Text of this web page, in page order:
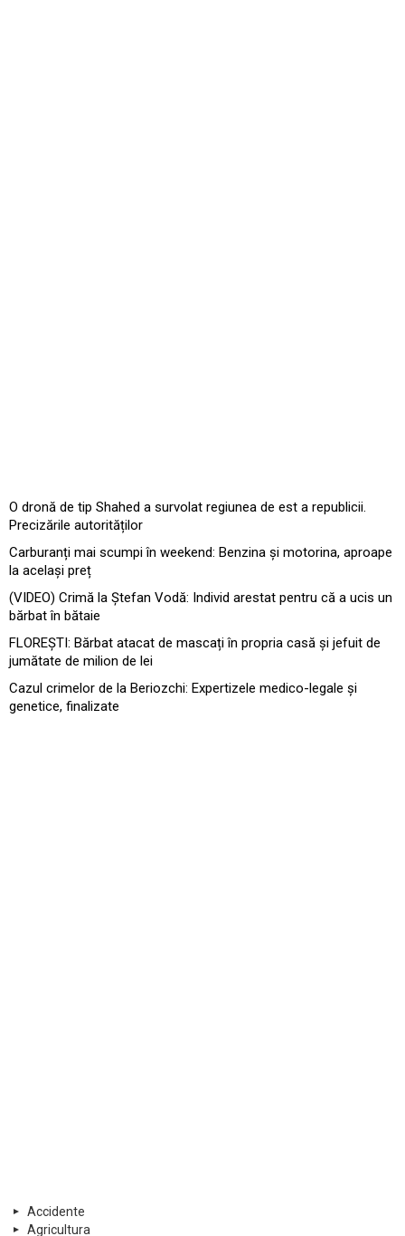
O dronă de tip Shahed a survolat regiunea de est a republicii.
Precizările autorităților
Carburanți mai scumpi în weekend: Benzina și motorina, aproape
la același preț
(VIDEO) Crimă la Ștefan Vodă: Individ arestat pentru că a ucis un
bărbat în bătaie
FLOREȘTI: Bărbat atacat de mascați în propria casă și jefuit de
jumătate de milion de lei
Cazul crimelor de la Beriozchi: Expertizele medico-legale și
genetice, finalizate
Accidente
Agricultura